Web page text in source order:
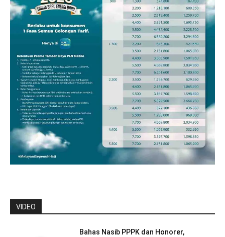
VIDEO
Bahas Nasib PPPK dan Honorer,